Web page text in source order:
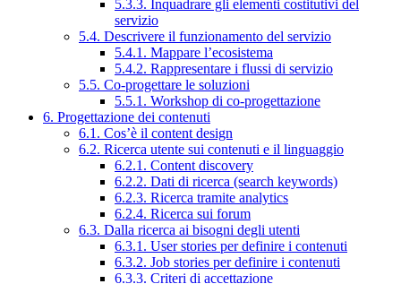
5.3.3. Inquadrare gli elementi costitutivi del
servizio
5.4. Descrivere il funzionamento del servizio
5.4.1. Mappare l’ecosistema
5.4.2. Rappresentare i flussi di servizio
5.5. Co-progettare le soluzioni
5.5.1. Workshop di co-progettazione
6. Progettazione dei contenuti
6.1. Cos’è il content design
6.2. Ricerca utente sui contenuti e il linguaggio
6.2.1. Content discovery
6.2.2. Dati di ricerca (search keywords)
6.2.3. Ricerca tramite analytics
6.2.4. Ricerca sui forum
6.3. Dalla ricerca ai bisogni degli utenti
6.3.1. User stories per definire i contenuti
6.3.2. Job stories per definire i contenuti
6.3.3. Criteri di accettazione